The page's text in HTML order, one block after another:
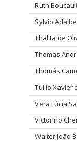
Ruth
Sylvio
Thalita de
Thomas
Thomás
Tullio Xavier
Vera Lúcia
Victorino
Walter João